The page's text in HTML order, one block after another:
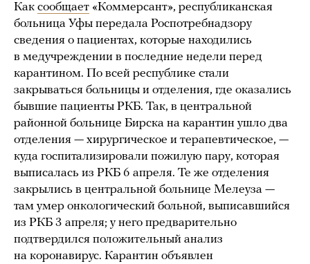
Как сообщает «Коммерсант», республиканская
больница Уфы передала Роспотребнадзору
сведения о пациентах, которые находились
в медучреждении в последние недели перед
карантином. По всей республике стали
закрываться больницы и отделения, где оказались
бывшие пациенты РКБ. Так, в центральной
районной больнице Бирска на карантин ушло два
отделения — хирургическое и терапевтическое, —
куда госпитализировали пожилую пару, которая
выписалась из РКБ 6 апреля. Те же отделения
закрылись в центральной больнице Мелеуза —
там умер онкологический больной, выписавшийся
из РКБ 3 апреля; у него предварительно
подтвердился положительный анализ
на коронавирус. Карантин объявлен